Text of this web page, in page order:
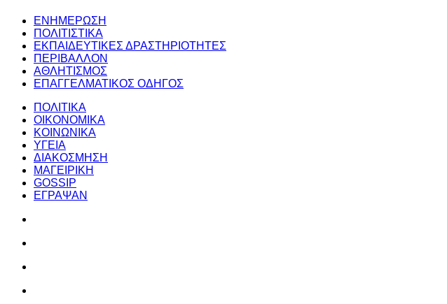
ΕΝΗΜΕΡΩΣΗ
ΠΟΛΙΤΙΣΤΙΚΑ
ΕΚΠΑΙΔΕΥΤΙΚΕΣ ΔΡΑΣΤΗΡΙΟΤΗΤΕΣ
ΠΕΡΙΒΑΛΛΟΝ
ΑΘΛΗΤΙΣΜΟΣ
ΕΠΑΓΓΕΛΜΑΤΙΚΟΣ ΟΔΗΓΟΣ
ΠΟΛΙΤΙΚΑ
ΟΙΚΟΝΟΜΙΚΑ
ΚΟΙΝΩΝΙΚΑ
ΥΓΕΙΑ
ΔΙΑΚΟΣΜΗΣΗ
ΜΑΓΕΙΡΙΚΗ
GOSSIP
ΕΓΡΑΨΑΝ